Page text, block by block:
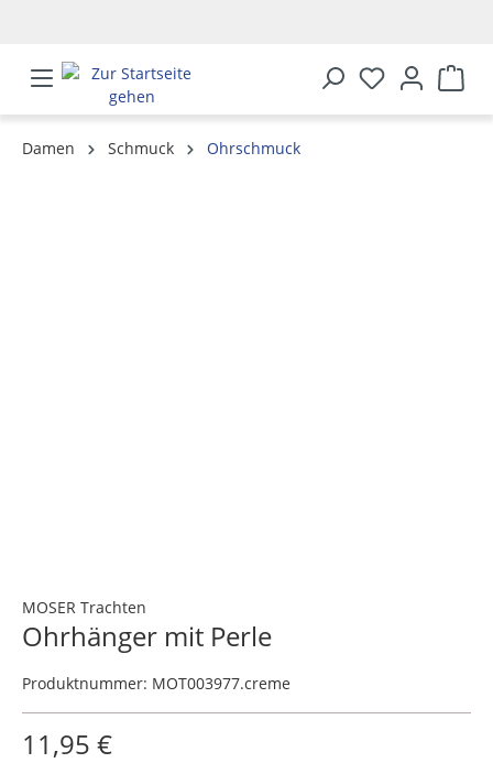
Damen Schmuck
Ohrschmuck
MOSER Trachten
Ohrhänger mit Perle
Produktnummer: MOT003977.creme
11,95 €